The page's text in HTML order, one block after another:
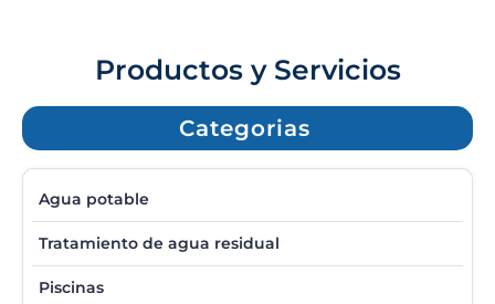
Productos y Servicios
Categorias
Agua potable
Tratamiento de agua residual
Piscinas